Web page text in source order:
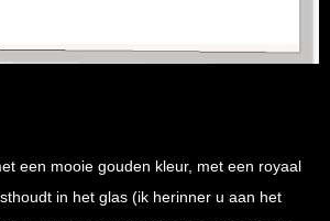
een mooie gouden kleur, met een royaal
in het glas (ik herinner u aan het